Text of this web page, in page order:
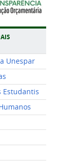
Unespar
Estudantis